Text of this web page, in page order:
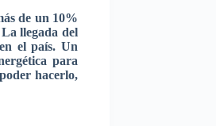
de un 10%
Lallegada del
en elpaís. Un
para
poder hacerlo,